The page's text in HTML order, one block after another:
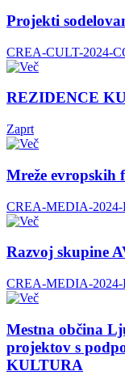
Projekti
CREA-CULT-2024-
REZIDENCE
Zaprt
Mreže evropskih
CREA-MEDIA-
Razvoj skupine
CREA-MEDIA-
Mestna občina
projektov s
KULTURA